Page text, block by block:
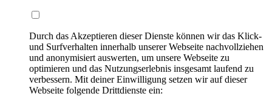
Durch das Akzeptieren dieser Dienste können wir das Klick-
und Surfverhalten innerhalb unserer Webseite nachvollziehen
und anonymisiert auswerten, um unsere Webseite zu
optimieren und das Nutzungserlebnis insgesamt laufend zu
verbessern. Mit deiner Einwilligung setzen wir auf dieser
Webseite folgende Drittdienste ein: